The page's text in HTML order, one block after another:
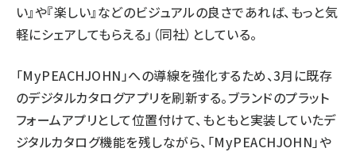
い』や『楽しい』などのビジュアルの良さであれば、もっと気
軽にシェアしてもらえる」（同社）としている。
「MyPEACHJOHN」への導線を強化するため、3月に既存
のデジタルカタログアプリを刷新する。ブランドのプラット
フォームアプリとして位置付けて、もともと実装していたデ
ジタルカタログ機能を残しながら、「MyPEACHJOHN」や